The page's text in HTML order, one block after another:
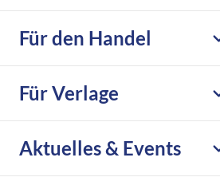
Unternehmen
Nachhaltigkeit & Compliance
Leseförderung
Für den Handel
Leistungsübersicht
Großhandel
eCommerce
Für Verlage
Übersicht
Print
Aktuelles & Events